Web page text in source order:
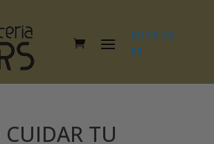
EN FR DE
ES
TU